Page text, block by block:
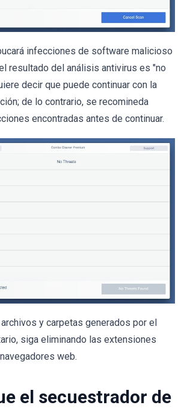
infecciones de software malicioso
resultado del análisis antivirus es "no
decir que puede continuar con la
de lo contrario, se recomineda
encontradas antes de continuar.
y carpetas generados por el
siga eliminando las extensiones
web.
el secuestrador de